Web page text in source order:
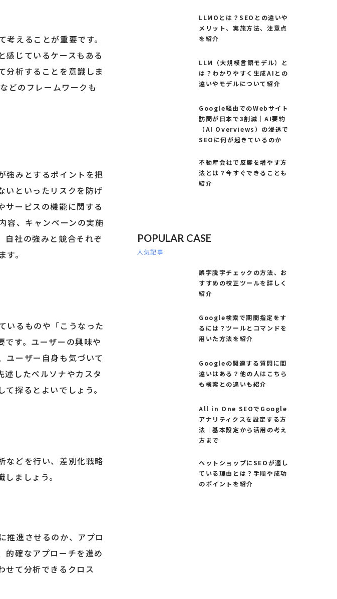
えることが重要です。
感じているケースもある
分析することを意識しま
どのフレームワークも
強みとするポイントを把
いといったリスクを防げ
サービスの機能に関する
容、キャンペーンの実施
自社の強みと競合それぞ
。
いるものや「こうなった
です。ユーザーの興味や
ユーザー自身も気づいて
述したペルソナやカスタ
探るとよいでしょう。
などを行い、差別化戦略
ましょう。
推進させるのか、アプロ
的確なアプローチを進め
せて分析できるクロス
LLMOとは？SEOとの違いや
メリット、実施方法、注意点
を紹介
LLM（大規模言語モデル）と
は？わかりやすく生成AIとの
違いやモデルについて紹介
Google経由でのWebサイト
訪問が日本で3割減｜AI要約
（AI Overviews）の浸透で
SEOに何が起きているのか
不動産会社で反響を増やす方
法とは？今すぐできることも
紹介
POPULAR CASE
人気記事
誤字脱字チェックの方法、お
すすめの校正ツールを詳しく
紹介
Google検索で期間指定をす
るには？ツールとコマンドを
用いた方法を紹介
Googleの関連する質問に間
違いはある？他の人はこちら
も検索との違いも紹介
All in One SEOでGoogle
アナリティクスを設定する方
法｜基本設定から活用の考え
方まで
ペットショップにSEOが適し
ている理由とは？手順や成功
のポイントを紹介